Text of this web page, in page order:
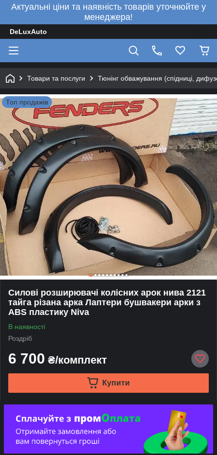
Актуальні ціни та наявність товарів уточнюйте у
менеджера!
DeLuxAuto
Товари та послуги Тюнінг обважування (спідниці,
Топ продажів
Силові розширювачі колісних арок нива 2121
тайга різана арка Лаптери бушвакери арки з
ABS пластику Niva
В наявності
Роздріб
6 700 ₴/комплект
Купити